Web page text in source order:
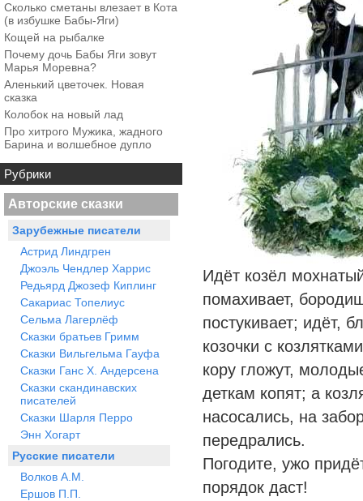
Сколько сметаны влезает в Кота
(в избушке Бабы-Яги)
Кощей на рыбалке
Почему дочь Бабы Яги зовут
Марья Моревна?
Аленький цветочек. Новая
сказка
Колобок на новый лад
Про хитрого Мужика, жадного
Барина и волшебное дупло
Рубрики
Авторские сказки
Зарубежные писатели
Астрид Линдгрен
Джоэль Чендлер Харрис
Редьярд Джозеф Киплинг
Сакариас Топелиус
Сельма Лагерлёф
Сказки братьев Гримм
Сказки Вильгельма Гауфа
Сказки Ганс Х. Андерсена
Сказки скандинавских
писателей
Сказки Шарля Перро
Энн Хогарт
Русские писатели
Волков А.М.
Ершов П.П.
Идёт козёл
помахивает,
постукивает; идёт,
козочки с
кору гложут,
деткам копят; а
насосались, на
передрались.
Погодите, ужо
порядок даст!